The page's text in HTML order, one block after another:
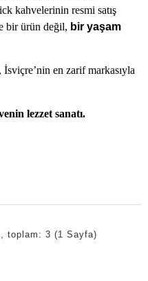
kahvelerinin resmi satış
bir ürün değil, bir yaşam
İsviçre’nin en zarif markasıyla
lezzet sanatı.
toplam: 3 (1 Sayfa)